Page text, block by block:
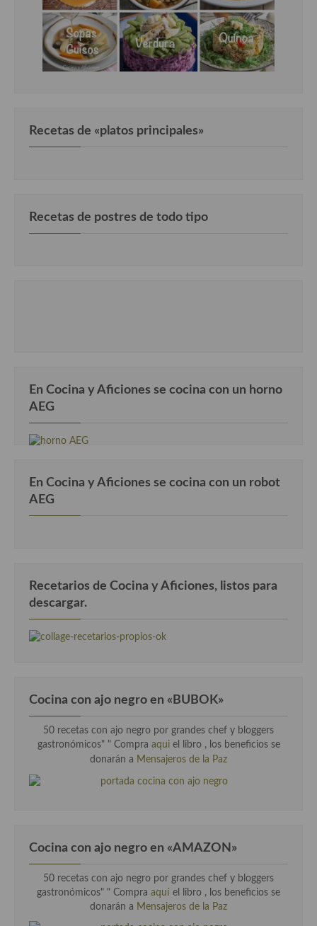
Recetas de «platos principales»
Recetas de postres de todo tipo
En Cocina y Aficiones se cocina con un horno
AEG
En Cocina y Aficiones se cocina con un robot
AEG
Recetarios de Cocina y Aficiones, listos para
descargar.
Cocina con ajo negro en «BUBOK»
50 recetas con ajo negro por grandes chef y bloggers
gastronómicos" " Compra aqui el libro , los beneficios se
donarán a Mensajeros de la Paz
Cocina con ajo negro en «AMAZON»
50 recetas con ajo negro por grandes chef y bloggers
gastronómicos" " Compra aquí el libro , los beneficios se
donarán a Mensajeros de la Paz